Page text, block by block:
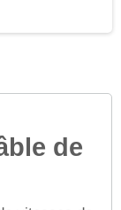
de